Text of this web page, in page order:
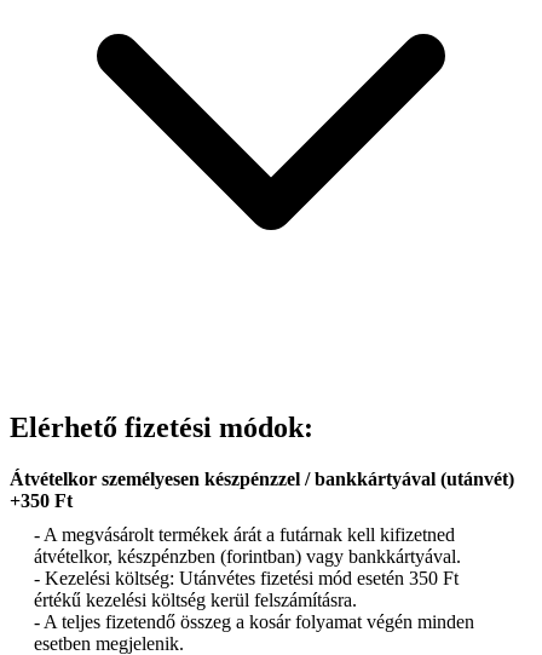
Elérhető fizetési módok:
Átvételkor személyesen készpénzzel / bankkártyával (utánvét)
+350 Ft
- A megvásárolt termékek árát a futárnak kell kifizetned
átvételkor, készpénzben (forintban) vagy bankkártyával.
- Kezelési költség: Utánvétes fizetési mód esetén 350 Ft
értékű kezelési költség kerül felszámításra.
- A teljes fizetendő összeg a kosár folyamat végén minden
esetben megjelenik.